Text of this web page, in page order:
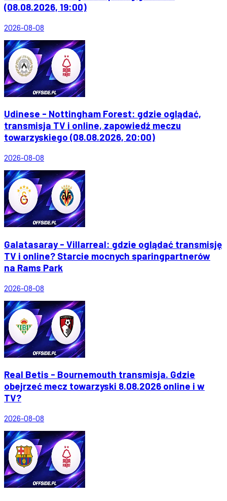
(08.08.2026, 19:00)
2026-08-08
Udinese - Nottingham Forest: gdzie oglądać,
transmisja TV i online, zapowiedź meczu
towarzyskiego (08.08.2026, 20:00)
2026-08-08
Galatasaray - Villarreal: gdzie oglądać transmisję
TV i online? Starcie mocnych sparingpartnerów
na Rams Park
2026-08-08
Real Betis - Bournemouth transmisja. Gdzie
obejrzeć mecz towarzyski 8.08.2026 online i w
TV?
2026-08-08